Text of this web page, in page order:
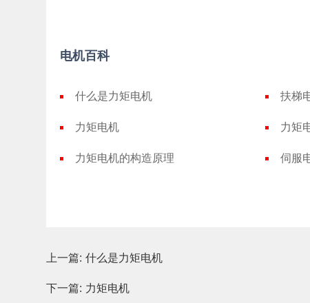
电机百科
什么是力矩电机 扶梯
力矩电机 力矩
力矩电机的构造原理 伺服
上一篇: 什么是力矩电机
下一篇: 力矩电机